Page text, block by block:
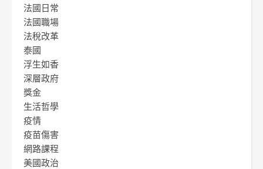
法國日常
法國職場
法稅改革
泰國
浮生如香
深層政府
獎金
生活哲學
疫情
疫苗傷害
網路課程
美國政治